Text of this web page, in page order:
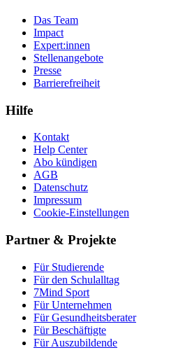
Das Team
Impact
Expert:innen
Stellenangebote
Presse
Barrierefreiheit
Hilfe
Kontakt
Help Center
Abo kündigen
AGB
Datenschutz
Impressum
Cookie-Einstellungen
Partner & Projekte
Für Stu­die­rende
Für den Schulalltag
7Mind Sport
Für Unter­neh­men
Für Gesund­heits­be­ra­ter
Für Beschäftigte
Für Auszubildende